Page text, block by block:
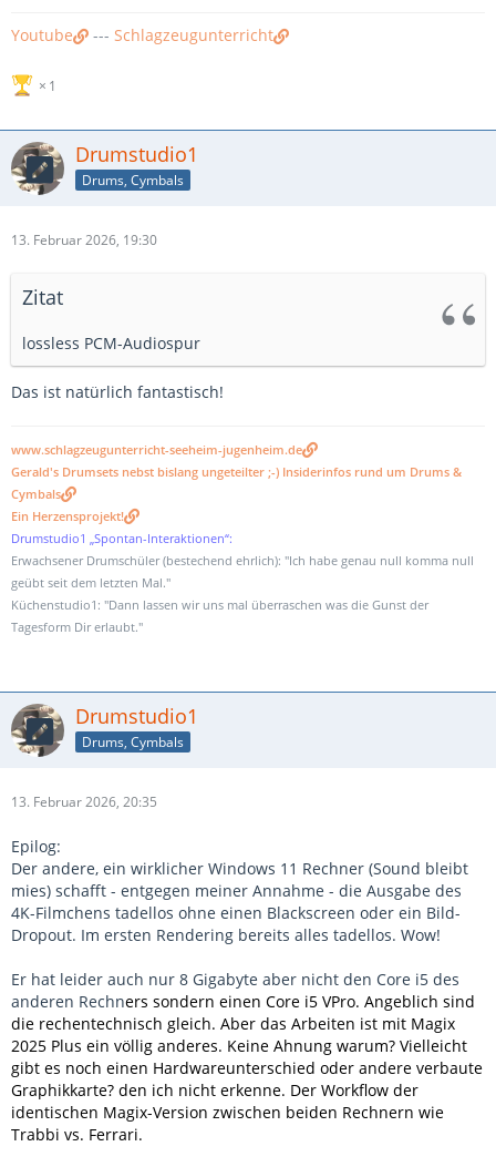
Youtube --- Schlagzeugunterricht
1
Drumstudio1
Drums, Cymbals
13. Februar 2026, 19:30
Zitat
lossless PCM-Audiospur
Das ist natürlich fantastisch!
www.schlagzeugunterricht-seeheim-jugenheim.de
Gerald's Drumsets nebst bislang ungeteilter ;-) Insiderinfos rund um Drums &
Cymbals
Ein Herzensprojekt!
Drumstudio1 „Spontan-Interaktionen“:
Erwachsener Drumschüler (bestechend ehrlich): "Ich habe genau null komma null
geübt seit dem letzten Mal."
Küchenstudio1: "Dann lassen wir uns mal überraschen was die Gunst der
Tagesform Dir erlaubt."
Drumstudio1
Drums, Cymbals
13. Februar 2026, 20:35
Epilog:
Der andere, ein wirklicher Windows 11 Rechner (Sound bleibt
mies) schafft - entgegen meiner Annahme - die Ausgabe des
4K-Filmchens tadellos ohne einen Blackscreen oder ein Bild-
Dropout. Im ersten Rendering bereits alles tadellos. Wow!
Er hat leider auch nur 8 Gigabyte aber nicht den Core i5 des
anderen Rechners sondern einen Core i5 VPro. Angeblich sind
die rechentechnisch gleich. Aber das Arbeiten ist mit Magix
2025 Plus ein völlig anderes. Keine Ahnung warum? Vielleicht
gibt es noch einen Hardwareunterschied oder andere verbaute
Graphikkarte? den ich nicht erkenne. Der Workflow der
identischen Magix-Version zwischen beiden Rechnern wie
Trabbi vs. Ferrari.